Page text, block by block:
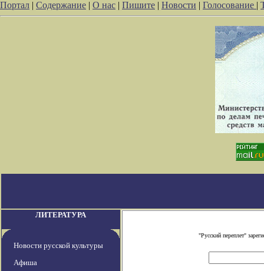
Портал | Содержание | О нас | Пишите | Новости | Голосование |
ЛИТЕРАТУРА
Новости русской культуры
Афиша
"Русский переплет"